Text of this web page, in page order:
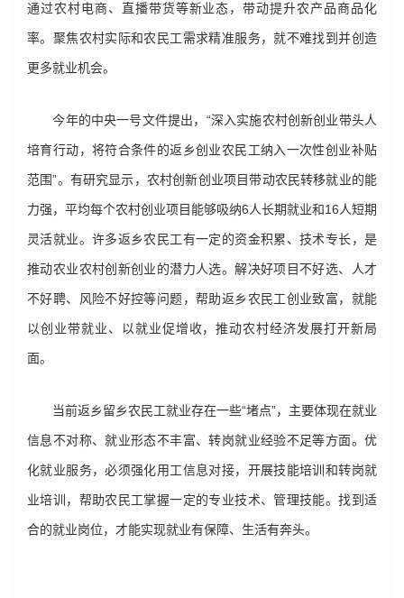
通过农村电商、直播带货等新业态，带动提升农产品商品化
率。聚焦农村实际和农民工需求精准服务，就不难找到并创造
更多就业机会。
今年的中央一号文件提出，“深入实施农村创新创业带头人
培育行动，将符合条件的返乡创业农民工纳入一次性创业补贴
范围”。有研究显示，农村创新创业项目带动农民转移就业的能
力强，平均每个农村创业项目能够吸纳6人长期就业和16人短期
灵活就业。许多返乡农民工有一定的资金积累、技术专长，是
推动农业农村创新创业的潜力人选。解决好项目不好选、人才
不好聘、风险不好控等问题，帮助返乡农民工创业致富，就能
以创业带就业、以就业促增收，推动农村经济发展打开新局
面。
当前返乡留乡农民工就业存在一些“堵点”，主要体现在就业
信息不对称、就业形态不丰富、转岗就业经验不足等方面。优
化就业服务，必须强化用工信息对接，开展技能培训和转岗就
业培训，帮助农民工掌握一定的专业技术、管理技能。找到适
合的就业岗位，才能实现就业有保障、生活有奔头。